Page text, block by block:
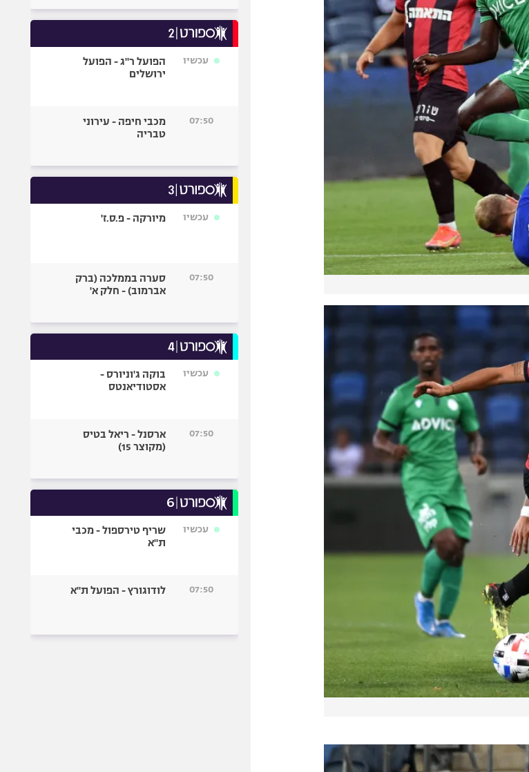
עכשיו
הפועל ר"ג - הפועל
ירושלים
07:50
מכבי חיפה - עירוני
טבריה
עכשיו מיורקה - פ.ס.ז'
07:50
סערה בממלכה (ברק
אברמוב) - חלק א'
עכשיו
בוקה ג'וניורס -
אסטודיאנטס
07:50
ארסנל - ריאל בטיס
(מקוצר 15)
עכשיו
שריף טירספול - מכבי
ת"א
07:50 לודוגורץ - הפועל ת"א